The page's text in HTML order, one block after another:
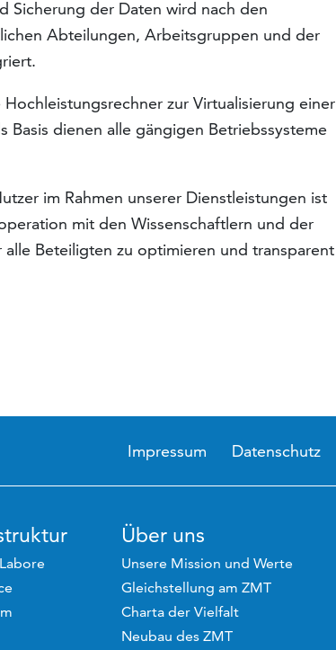
Sicherung der Daten wird nach den
Abteilungen, Arbeitsgruppen und der
zur Virtualisierung einer
Basis dienen alle gängigen Betriebssysteme
im Rahmen unserer Dienstleistungen ist
mit den Wissenschaftlern und der
Beteiligten zu optimieren und transparent
Impressum Datenschutz
Über uns
Unsere Mission und Werte
Gleichstellung am ZMT
Charta der Vielfalt
Neubau des ZMT